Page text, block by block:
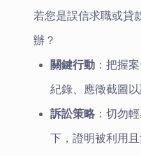
若您是誤信求職或貸
辦？
關鍵行動 ：把握
紀錄、應徵截圖
訴訟策略 ：切勿
下，證明被利用